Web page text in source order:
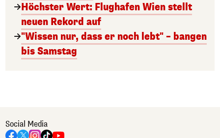
Höchster Wert: Flughafen Wien stellt
neuen Rekord auf
"Wissen nur, dass er noch lebt" – bangen
bis Samstag
Social Media